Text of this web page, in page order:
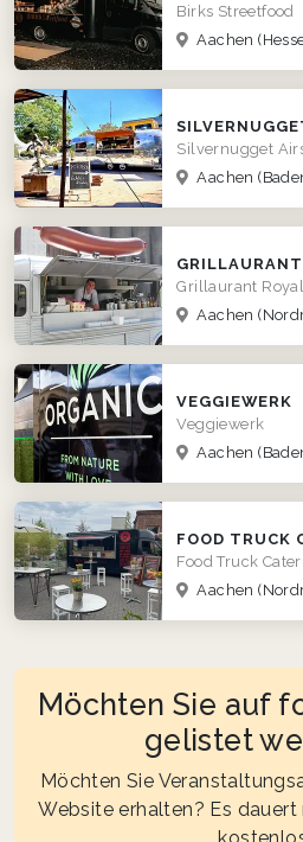
Birks Streetfood
Aachen(Hessen,
Silvernugget
Aachen(Baden-Württemberg, Bayern, Berlin,
GRILLAURANT
Grillaurant Royal
Aachen
VEGGIEWERK
Veggiewerk
Aachen(Baden-
FOOD TRUCK
Food Truck
Aachen
Möchten Sie auf
gelistet
Möchten Sie
Website erhalten? Es